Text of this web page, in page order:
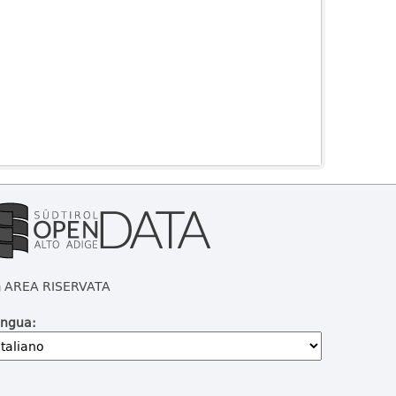
AREA RISERVATA